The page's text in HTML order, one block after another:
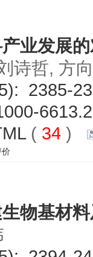
业发展
诗哲, 方
2385-
( 34 )
物基材